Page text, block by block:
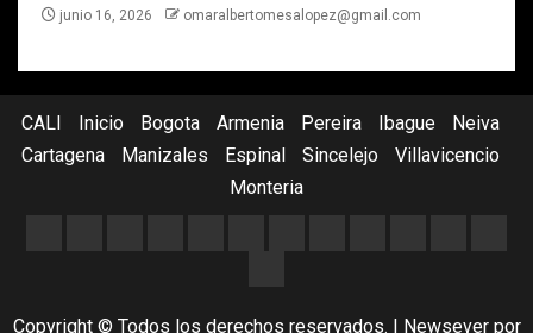
junio 16, 2026 omaralbertomesalopez@gmail.com
CALI Inicio Bogota Armenia Pereira Ibague
Neiva
Cartagena
Manizales Espinal Sincelejo
Villavicencio
Monteria
Copyright © Todos los derechos reservados. | Newseverpor